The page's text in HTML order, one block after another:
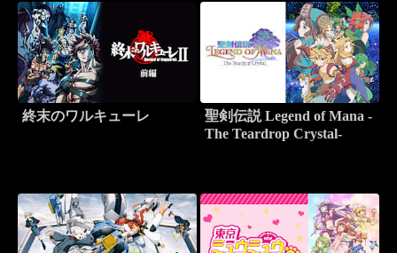
終末のワルキューレ
聖剣伝説 Legend of Mana -
The Teardrop Crystal-